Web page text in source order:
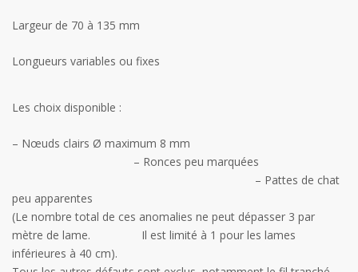
Largeur de 70 à 135 mm
Longueurs variables ou fixes
Les choix disponible :
– Nœuds clairs Ø maximum 8 mm
– Ronces peu marquées
– Pattes de chat
peu apparentes
(Le nombre total de ces anomalies ne peut dépasser 3 par
mètre de lame. Il est limité à 1 pour les lames
inférieures à 40 cm).